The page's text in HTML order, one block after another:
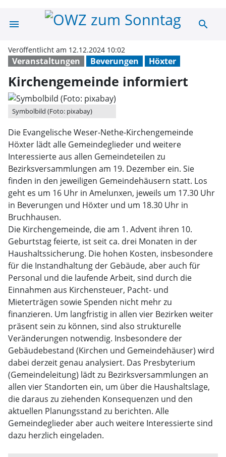
menu search
Veranstaltungen Beverungen Höxter
Veröffentlicht am 12.12.2024 10:02
Kirchengemeinde informiert
Symbolbild (Foto: pixabay)
Die Evangelische Weser-Nethe-Kirchengemeinde
Höxter lädt alle Gemeindeglieder und weitere
Interessierte aus allen Gemeindeteilen zu
Bezirksversammlungen am 19. Dezember ein. Sie
finden in den jeweiligen Gemeindehäusern statt. Los
geht es um 16 Uhr in Amelunxen, jeweils um 17.30 Uhr
in Beverungen und Höxter und um 18.30 Uhr in
Bruchhausen.
Die Kirchengemeinde, die am 1. Advent ihren 10.
Geburtstag feierte, ist seit ca. drei Monaten in der
Haushaltssicherung. Die hohen Kosten, insbesondere
für die Instandhaltung der Gebäude, aber auch für
Personal und die laufende Arbeit, sind durch die
Einnahmen aus Kirchensteuer, Pacht- und
Mieterträgen sowie Spenden nicht mehr zu
finanzieren. Um langfristig in allen vier Bezirken weiter
präsent sein zu können, sind also strukturelle
Veränderungen notwendig. Insbesondere der
Gebäudebestand (Kirchen und Gemeindehäuser) wird
dabei derzeit genau analysiert. Das Presbyterium
(Gemeindeleitung) lädt zu Bezirksversammlungen an
allen vier Standorten ein, um über die Haushaltslage,
die daraus zu ziehenden Konsequenzen und den
aktuellen Planungsstand zu berichten. Alle
Gemeindeglieder aber auch weitere Interessierte sind
dazu herzlich eingeladen.